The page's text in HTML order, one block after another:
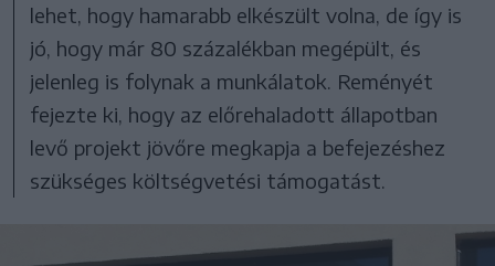
lehet, hogy hamarabb elkészült volna, de így is
jó, hogy már 80 százalékban megépült, és
jelenleg is folynak a munkálatok. Reményét
fejezte ki, hogy az előrehaladott állapotban
levő projekt jövőre megkapja a befejezéshez
szükséges költségvetési támogatást.